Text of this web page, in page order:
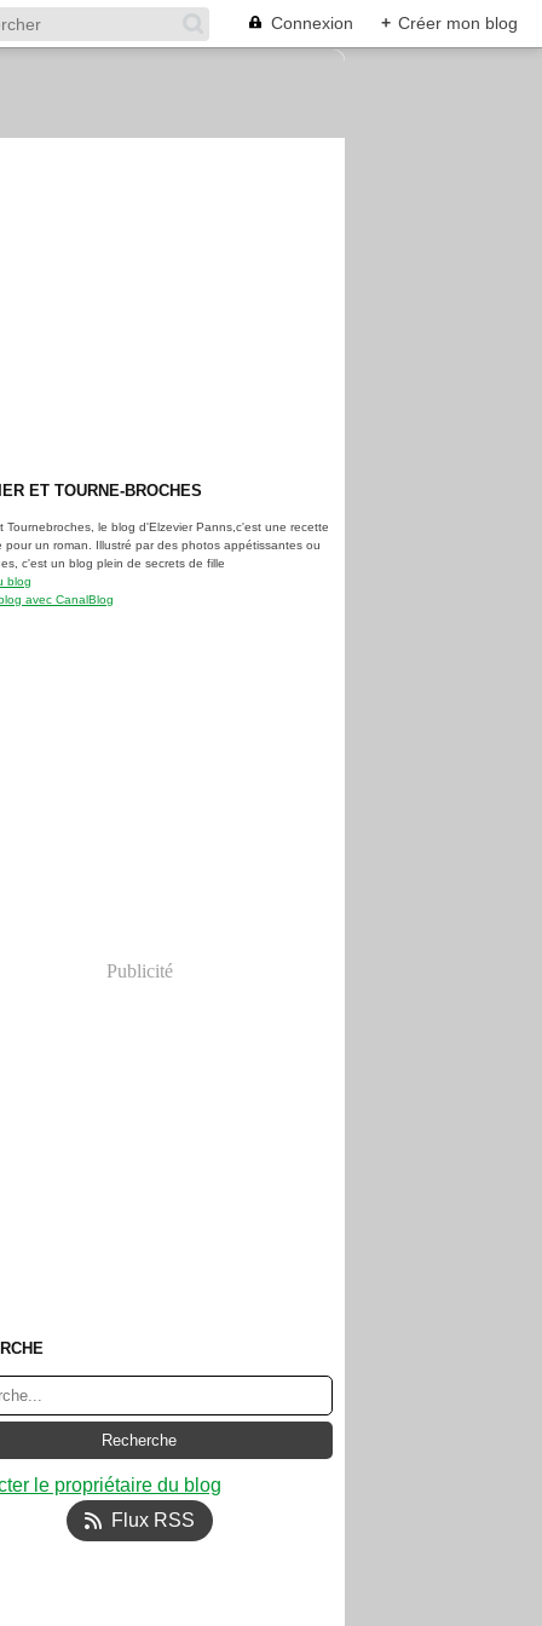
Connexion + Créer mon blog
ET TOURNE-BROCHES
Tournebroches, le blog d'Elzevier Panns,c'est une recette
pour un roman. Illustré par des photos appétissantes ou
c'est un blog plein de secrets de fille
blog
avec CanalBlog
Publicité
le propriétaire du blog
Flux RSS